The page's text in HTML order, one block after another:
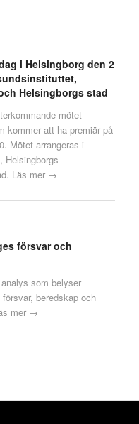
i Helsingborg den 2
Helsingborgs stad
mötet
kommer att ha premiär på
Mötet arrangeras i
Helsingborgs
Läs mer →
försvar och
som belyser
beredskap och
mer →